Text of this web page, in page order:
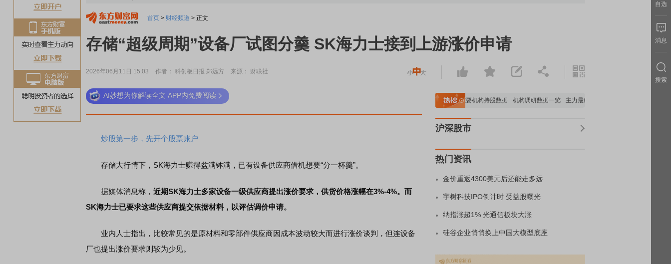
首页 > 财经频道 > 正文
存储“超级周期”设备厂试图分羹 SK海力士接到上游涨价申请
2026年06月11日 15:03 作者： 科创板日报 郑远方 来源： 财联社
AI妙想为你解读全文 APP内免费阅读
炒股第一步，先开个股票账户
存储大行情下，SK海力士赚得盆满钵满，已有设备供应商借机想要“分一杯羹”。
据媒体消息称， 近期SK海力士多家设备一级供应商提出涨价要求，供货价格涨幅在3%-4%。而
SK海力士已要求这些供应商提交依据材料，以评估调价申请。
业内人士指出，比较常见的是原材料和零部件供应商因成本波动较大而进行涨价谈判，但连设备
厂也提出涨价要求则较为少见。
A股估值分析全览 重要机构持股数据 机构调研数据一览 主力最新动向
沪深股市
热门资讯
金价重返4300美元后还能走多远
宇树科技IPO倒计时 受益股曝光
纳指涨超1% 光通信板块大涨
硅谷企业悄悄换上中国大模型底座
自选
消息
搜索